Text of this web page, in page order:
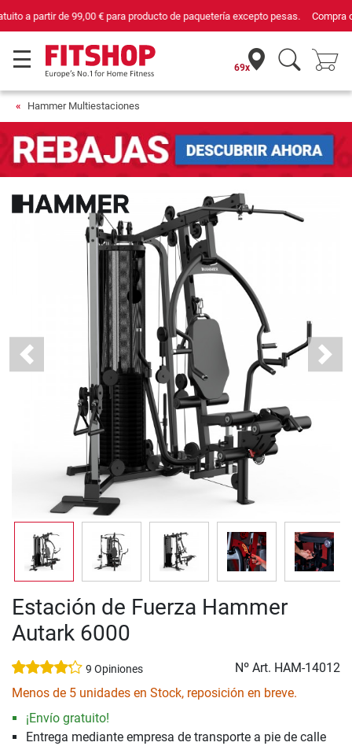
Compra con seguridad en Fitshop, comercio con sello de Confianza Online.
69x
Hammer Multiestaciones
Previous Next
Estación de Fuerza Hammer
Autark 6000
9 Opiniones Nº Art. HAM-14012
Menos de 5 unidades en Stock, reposición en breve.
¡Envío gratuito!
Entrega mediante empresa de transporte a pie de calle